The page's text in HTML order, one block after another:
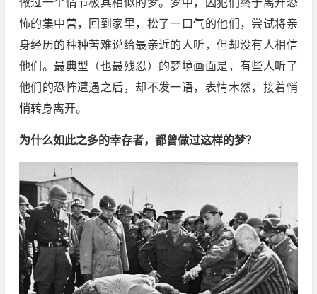
做过一个情节极其相似的梦。梦中，囚犯们终于离开恐
怖的集中营，回到家里，松了一口气的他们，尝试将亲
身经历的种种苦难说给最亲近的人听，但却没有人相信
他们。最典型（也最残忍）的梦境画面是，有些人听了
他们的恐怖遭遇之后，却不发一语，表情木然，接着悄
悄转身离开。
为什么如此之多的幸存者，都曾做过这样的梦？